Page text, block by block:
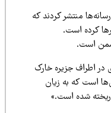
منتشر کردند که
است.
جزیره خارک
که به زیان
شده است.»